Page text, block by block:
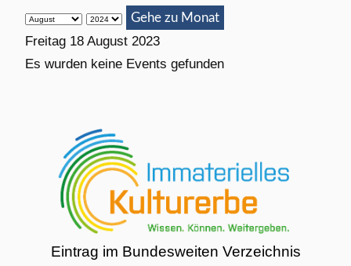
Gehe zu Monat
Freitag 18 August 2023
Es wurden keine Events gefunden
Eintrag im Bundesweiten Verzeichnis